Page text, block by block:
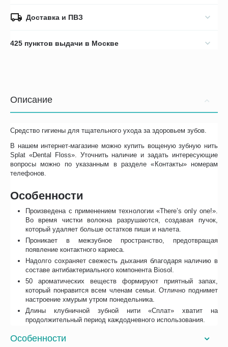
Доставка и ПВЗ
425 пунктов выдачи в Москве
Описание
Средство гигиены для тщательного ухода за здоровьем зубов.
В нашем интернет-магазине можно купить вощеную зубную нить
Splat «Dental Floss». Уточнить наличие и задать интересующие
вопросы можно по указанным в разделе «Контакты» номерам
телефонов.
Особенности
Произведена с применением технологии «There’s only one!».
Во время чистки волокна разрушаются, создавая пучок,
который удаляет больше остатков пиши и налета.
Проникает в межзубное пространство, предотвращая
появление контактного кариеса.
Надолго сохраняет свежесть дыхания благодаря наличию в
составе антибактериального компонента Biosol.
50 ароматических веществ формируют приятный запах,
который понравится всем членам семьи. Отлично поднимет
настроение хмурым утром понедельника.
Длины клубничной зубной нити «Сплат» хватит на
продолжительный период каждодневного использования.
Особенности